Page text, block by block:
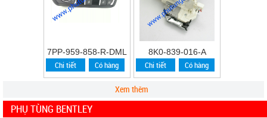
7PP-959-858-R-DML
Chi tiết Có hàng
8K0-839-016-A
Chi tiết Có hàng
Xem thêm
PHỤ TÙNG BENTLEY